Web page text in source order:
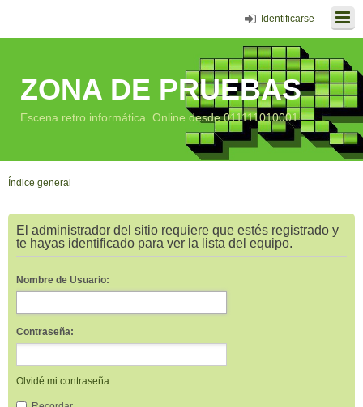
Identificarse
ZONA DE PRUEBAS
Escena retro informática. Online desde 011111010001
Índice general
El administrador del sitio requiere que estés registrado y
te hayas identificado para ver la lista del equipo.
Nombre de Usuario:
Contraseña:
Olvidé mi contraseña